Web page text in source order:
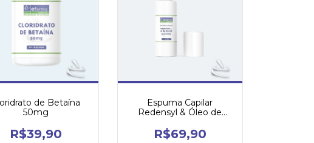
de Betaína
50mg
R$39,90
Espuma Capilar
Redensyl & Óleo de
R$69,90